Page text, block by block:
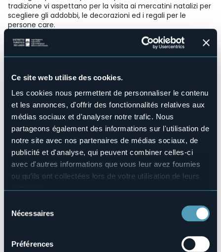
Ce site web utilise des cookies.
Les cookies nous permettent de personnaliser le contenu
et les annonces, d'offrir des fonctionnalités relatives aux
médias sociaux et d'analyser notre trafic. Nous
partageons également des informations sur l'utilisation de
notre site avec nos partenaires de médias sociaux, de
publicité et d'analyse, qui peuvent combiner celles-ci
avec d'autres informations que vous leur avez fournies
ou qu'ils ont collectées lors de votre utilisation de leurs
manière de les gérer et de les supprimer,
cliquez ici
Nécessaires
Préférences
tradizione vi aspettano per la visita ai mercatini natalizi per
scegliere gli addobbi, le decorazioni ed i regali per le
persone care.
Un'atmosfera magica, circondata da luci scintillanti,
profumi avvolgenti e melodie incantevoli vi aspetteranno!
Regina dei Ghiacci, che vi allieterà con spettacoli e
mercatino, ma un viaggio nel cuore della tradizione e della
cultura natalizia, dove artigiani locali esporranno creazioni
uniche, alimenti tipici e dolci tradizionali che riscalderanno i
Organisateur de l'événement
Pro Loco Macugnaga & Consorzio Operatori Turistici
Macugnaga
Lieu de l'événement
tra le vie di Macugnaga
Téléphone
E-mail
https://macugnaga-